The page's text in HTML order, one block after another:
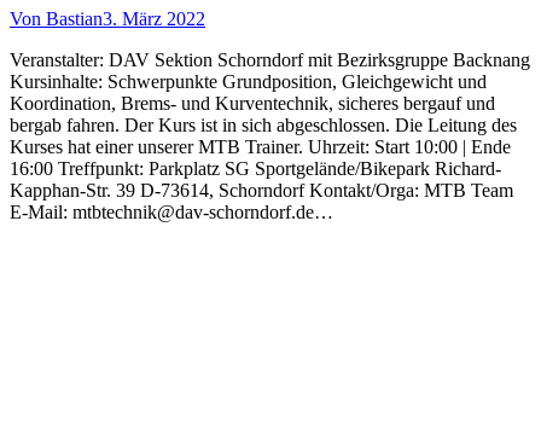
Von Bastian3. März 2022
Veranstalter: DAV Sektion Schorndorf mit Bezirksgruppe Backnang
Kursinhalte: Schwerpunkte Grundposition, Gleichgewicht und
Koordination, Brems- und Kurventechnik, sicheres bergauf und
bergab fahren. Der Kurs ist in sich abgeschlossen. Die Leitung des
Kurses hat einer unserer MTB Trainer. Uhrzeit: Start 10:00 | Ende
16:00 Treffpunkt: Parkplatz SG Sportgelände/Bikepark Richard-
Kapphan-Str. 39 D-73614, Schorndorf Kontakt/Orga: MTB Team
E-Mail: mtbtechnik@dav-schorndorf.de…